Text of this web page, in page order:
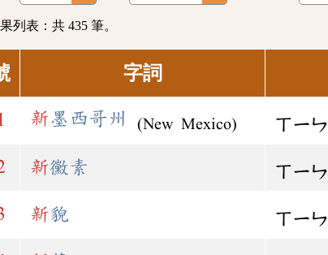
列表：共 435 筆。
字詞
新墨西哥州 (New Mexico) ㄒㄧㄣ
新黴素 ㄒㄧㄣ
新貌 ㄒㄧㄣ